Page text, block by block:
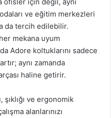
ve eğitim merkezleri
da tercih edilebilir.
mekana uyum
Adore koltuklarını sadece
aynı zamanda
haline getirir.
ve ergonomik
alanlarınızı